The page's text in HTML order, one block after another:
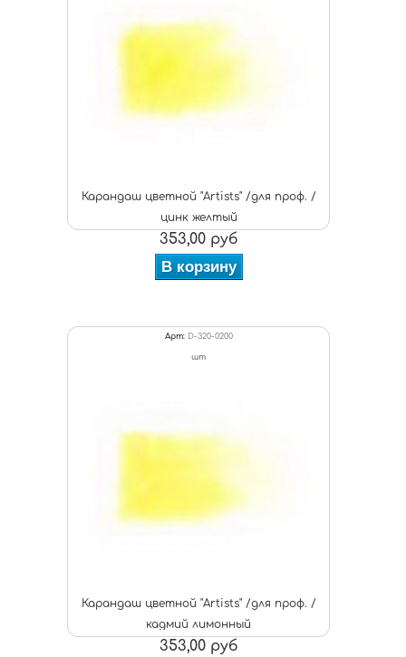
Карандаш цветной "Artists" /для проф. /
цинк желтый
353,00 руб
В корзину
Арт: D-320-0200
шт
Карандаш цветной "Artists" /для проф. /
кадмий лимонный
353,00 руб